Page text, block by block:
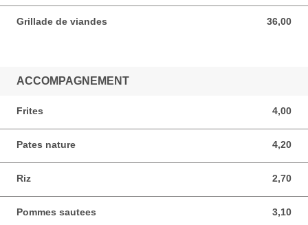
Grillade de viandes 36,00
36,00 EUR
ACCOMPAGNEMENT
Frites 4,00
4,00 EUR
Pates nature 4,20
4,20 EUR
Riz 2,70
2,70 EUR
Pommes sautees 3,10
3,10 EUR